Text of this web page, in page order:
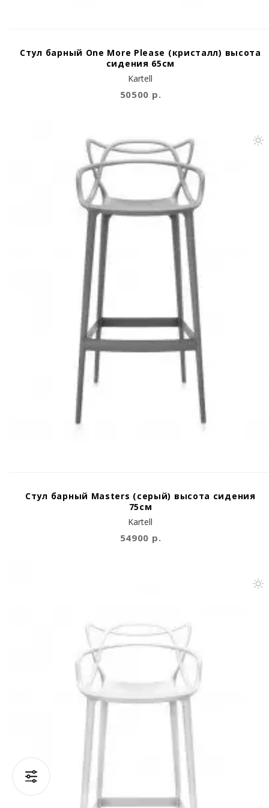
Kartell
Стул барный One More Please (кристалл) высота
сидения 65см
50500 р.
Kartell
Стул барный Masters (серый) высота сидения
75см
54900 р.